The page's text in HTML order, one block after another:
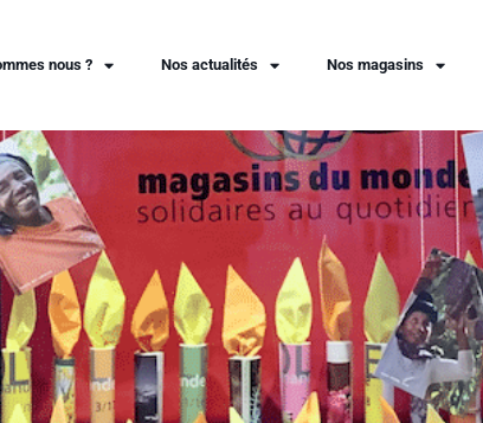
nous ? Nos actualités Nos magasins